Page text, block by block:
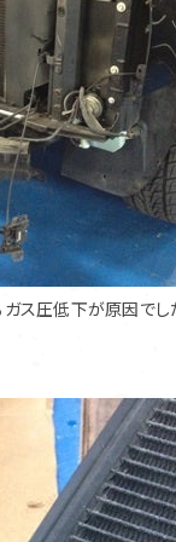
ス圧低下が原因でし